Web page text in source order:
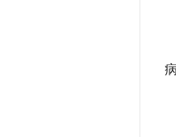
病